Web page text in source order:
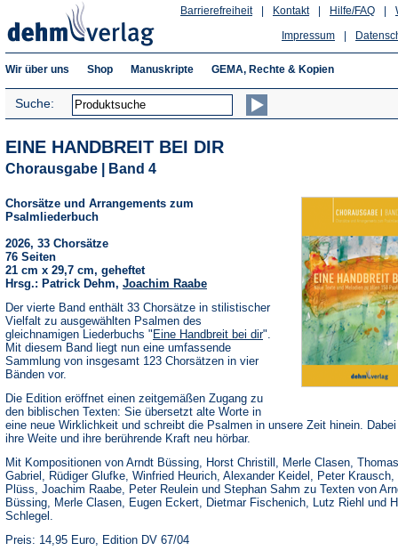
Hilfe/FAQ
Kontakt
Barrierefreiheit
Impressum
Wir über uns Shop Manuskripte GEMA, Rechte & Kopien
Suche:
EINE HANDBREIT BEI DIR
Chorausgabe | Band 4
Chorsätze und Arrangements zum
Psalmliederbuch
2026, 33 Chorsätze
76 Seiten
21 cm x 29,7 cm, geheftet
Hrsg.: Patrick Dehm, Joachim Raabe
Der vierte Band enthält 33 Chorsätze in stilistischer
Vielfalt zu ausgewählten Psalmen des
gleichnamigen Liederbuchs " Eine Handbreit bei dir".
Mit diesem Band liegt nun eine umfassende
Sammlung von insgesamt 123 Chorsätzen in vier
Bänden vor.
Die Edition eröffnet einen zeitgemäßen Zugang zu
den biblischen Texten: Sie übersetzt alte Worte in
eine neue Wirklichkeit und schreibt die Psalmen in unsere Zeit hinein. Dabei
ihre Weite und ihre berührende Kraft neu hörbar.
Mit Kompositionen von Arndt Büssing, Horst Christill, Merle Clasen, Thomas
Gabriel, Rüdiger Glufke, Winfried Heurich, Alexander Keidel, Peter Krausch,
Plüss, Joachim Raabe, Peter Reulein und Stephan Sahm zu Texten von
Büssing, Merle Clasen, Eugen Eckert, Dietmar Fischenich, Lutz Riehl und
Schlegel.
Preis: 14,95 Euro, Edition DV 67/04